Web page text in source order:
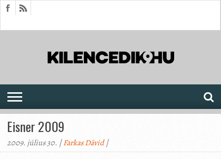
Eisner 2009
2009. július 30. |Farkas Dávid|